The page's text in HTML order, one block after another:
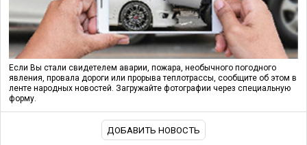
Если Вы стали свидетелем аварии, пожара, необычного погодного
явления, провала дороги или прорыва теплотрассы, сообщите об этом в
ленте народных новостей. Загружайте фотографии через специальную
форму.
ДОБАВИТЬ НОВОСТЬ